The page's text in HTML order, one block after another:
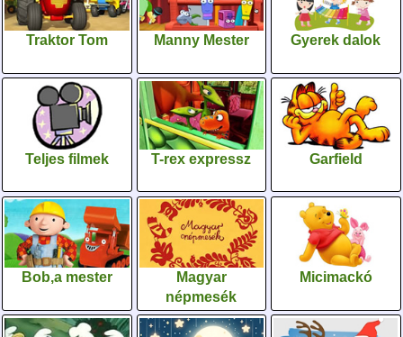
Traktor Tom Manny Mester Gyerek dalok
Teljes filmek T-rex expressz Garfield
Bob,a mester
Magyar
népmesék
Micimackó